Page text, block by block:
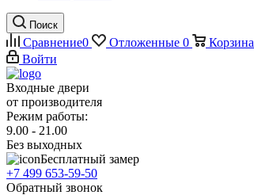
Поиск
Сравнение0 Отложенные 0 Корзина
Войти
Входные двери
от производителя
Режим работы:
9.00 - 21.00
Без выходных
Бесплатный замер
+7 499 653-59-50
Обратный звонок